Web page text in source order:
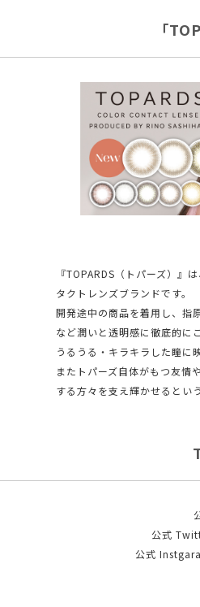
「
『TOPARDS（トパーズ）』
タクトレンズブランドです。
開発途中の商品を着用し、指
など潤いと透明感に徹底的に
うるうる・キラキラした瞳に
またトパーズ自体がもつ友情
する方々を支え輝かせるとい
公式
公式